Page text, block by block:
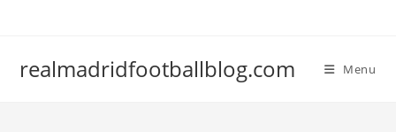
realmadridfootballblog.com Menu